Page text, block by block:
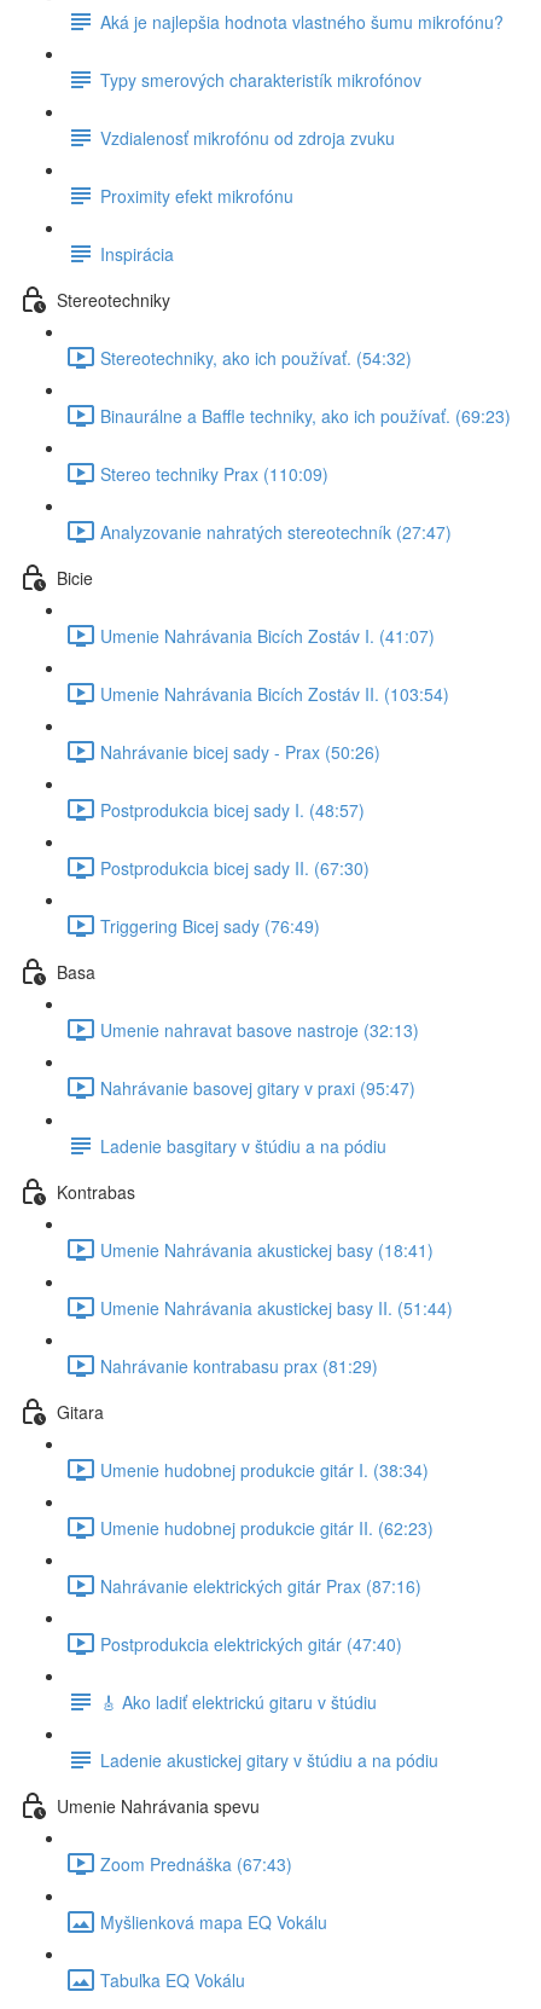
Aká je najlepšia hodnota vlastného šumu mikrofónu?
Typy smerových charakteristík mikrofónov
Vzdialenosť mikrofónu od zdroja zvuku
Proximity efekt mikrofónu
Inspirácia
Stereotechniky
Stereotechniky, ako ich používať. (54:32)
Binaurálne a Baffle techniky, ako ich používať. (69:23)
Stereo techniky Prax (110:09)
Analyzovanie nahratých stereotechník (27:47)
Bicie
Umenie Nahrávania Bicích Zostáv I. (41:07)
Umenie Nahrávania Bicích Zostáv II. (103:54)
Nahrávanie bicej sady - Prax (50:26)
Postprodukcia bicej sady I. (48:57)
Postprodukcia bicej sady II. (67:30)
Triggering Bicej sady (76:49)
Basa
Umenie nahravat basove nastroje (32:13)
Nahrávanie basovej gitary v praxi (95:47)
Ladenie basgitary v štúdiu a na pódiu
Kontrabas
Umenie Nahrávania akustickej basy (18:41)
Umenie Nahrávania akustickej basy II. (51:44)
Nahrávanie kontrabasu prax (81:29)
Gitara
Umenie hudobnej produkcie gitár I. (38:34)
Umenie hudobnej produkcie gitár II. (62:23)
Nahrávanie elektrických gitár Prax (87:16)
Postprodukcia elektrických gitár (47:40)
🎸 Ako ladiť elektrickú gitaru v štúdiu
Ladenie akustickej gitary v štúdiu a na pódiu
Umenie Nahrávania spevu
Zoom Prednáška (67:43)
Myšlienková mapa EQ Vokálu
Tabuľka EQ Vokálu